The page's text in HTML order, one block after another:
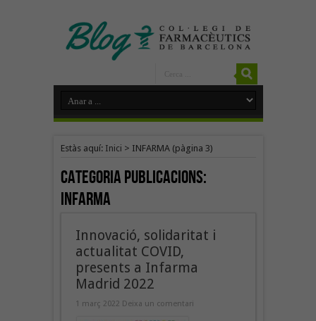
Estàs aquí: Inici > INFARMA(pàgina 3)
Categoria Publicacions:
INFARMA
Innovació, solidaritat i
actualitat COVID,
presents a Infarma
Madrid 2022
1 març 2022 Deixa un comentari